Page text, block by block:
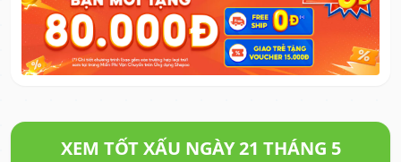
XEM TỐT XẤU NGÀY 21 THÁNG 5